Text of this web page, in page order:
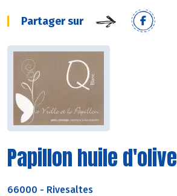
Partager sur
Papillon huile d'olive
66000 - Rivesaltes